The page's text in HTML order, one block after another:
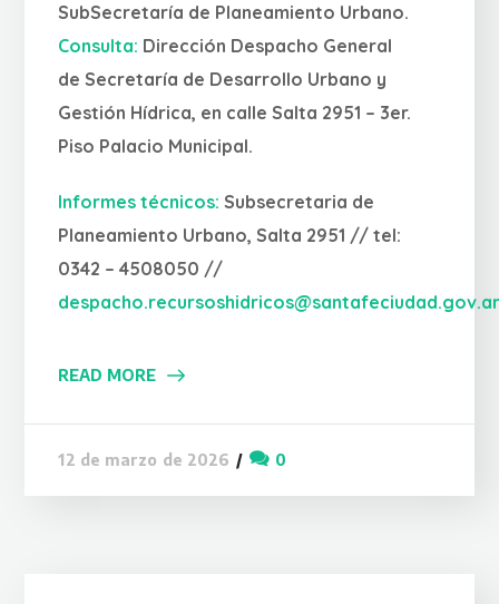
SubSecretaría de Planeamiento Urbano.
Consulta: Dirección Despacho General
de Secretaría de Desarrollo Urbano y
Gestión Hídrica, en calle Salta 2951 – 3er.
Piso Palacio Municipal.
Informes técnicos:Subsecretaria de
Planeamiento Urbano, Salta 2951 // tel:
0342 – 4508050 //
READ MORE
12 de marzo de 2026 0